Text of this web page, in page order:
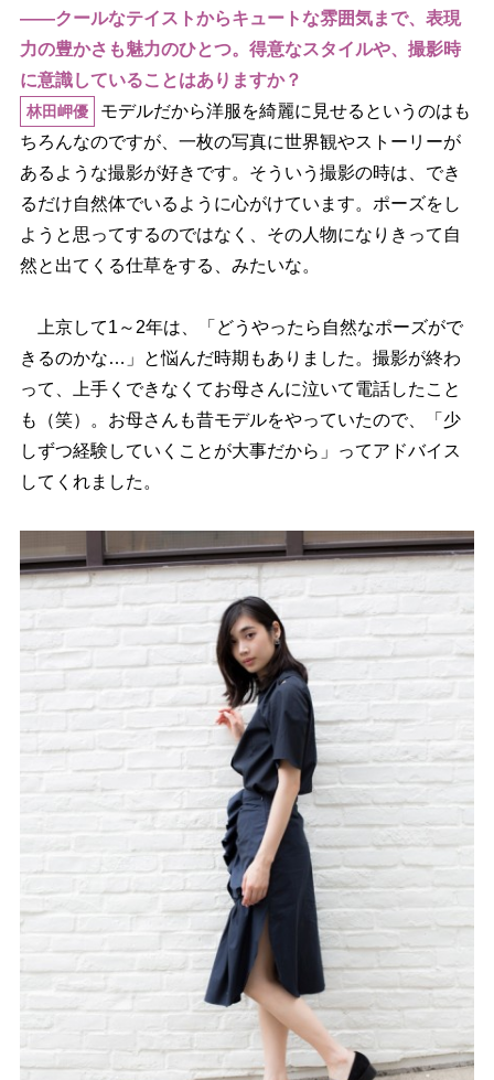
――クールなテイストからキュートな雰囲気まで、表現
力の豊かさも魅力のひとつ。得意なスタイルや、撮影時
に意識していることはありますか？
林田岬優
モデルだから洋服を綺麗に見せるというのはも
ちろんなのですが、一枚の写真に世界観やストーリーが
あるような撮影が好きです。そういう撮影の時は、でき
るだけ自然体でいるように心がけています。ポーズをし
ようと思ってするのではなく、その人物になりきって自
然と出てくる仕草をする、みたいな。
上京して1～2年は、「どうやったら自然なポーズがで
きるのかな…」と悩んだ時期もありました。撮影が終わ
って、上手くできなくてお母さんに泣いて電話したこと
も（笑）。お母さんも昔モデルをやっていたので、「少
しずつ経験していくことが大事だから」ってアドバイス
してくれました。